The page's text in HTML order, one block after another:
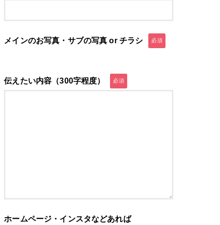
メインのお写真・サブの写真 or チラシ 必須
伝えたい内容（300字程度） 必須
ホームページ・インスタなどあれば